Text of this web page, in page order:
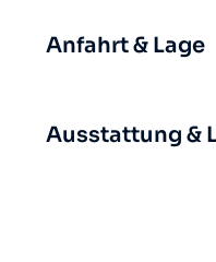
Anfahrt & Lage
Ausstattung &